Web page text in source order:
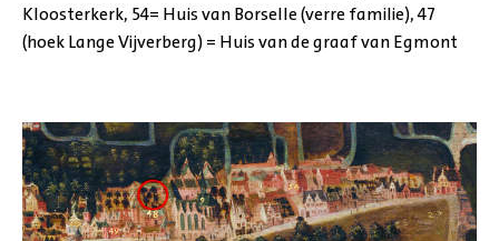
Kloosterkerk, 54= Huis van Borselle (verre familie), 47
(hoek Lange Vijverberg) = Huis van de graaf van Egmont